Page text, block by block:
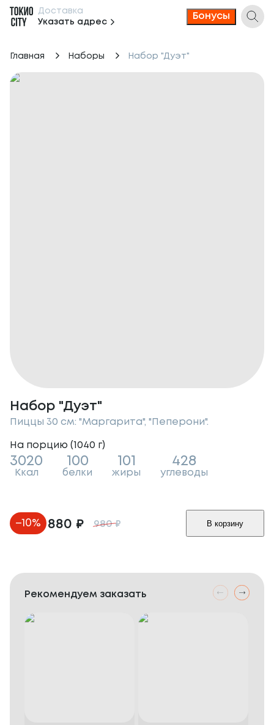
Доставка
Указать адрес
Бонусы
Главная Наборы Набор "Дуэт"
Набор "Дуэт"
Пиццы 30 см: "Маргарита", "Пеперони".
На порцию (1040 г)
3020
Ккал
100
белки
101
жиры
428
углеводы
–10% 880 ₽ 980₽ В корзину
Рекомендуем заказать